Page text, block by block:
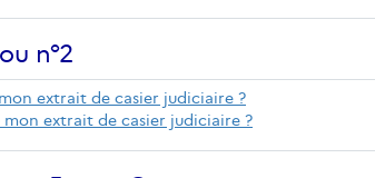
n°2
extrait de casier judiciaire ?
extrait de casier judiciaire ?